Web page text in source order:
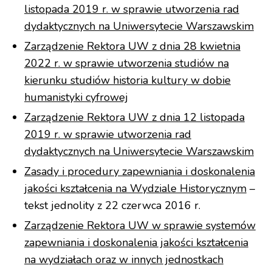
listopada 2019 r. w sprawie utworzenia rad
dydaktycznych na Uniwersytecie Warszawskim
Zarządzenie Rektora UW z dnia 28 kwietnia
2022 r. w sprawie utworzenia studiów na
kierunku studiów historia kultury w dobie
humanistyki cyfrowej
Zarządzenie Rektora UW z dnia 12 listopada
2019 r. w sprawie utworzenia rad
dydaktycznych na Uniwersytecie Warszawskim
Zasady i procedury zapewniania i doskonalenia
jakości kształcenia na Wydziale Historycznym –
tekst jednolity z 22 czerwca 2016 r.
Zarządzenie Rektora UW w sprawie systemów
zapewniania i doskonalenia jakości kształcenia
na wydziałach oraz w innych jednostkach